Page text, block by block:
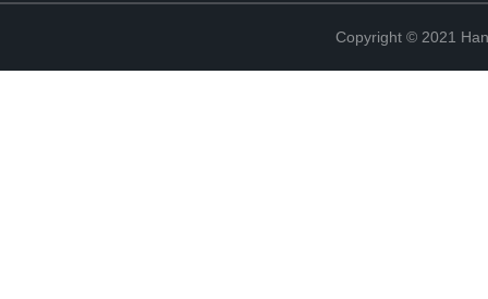
Copyright © 2021